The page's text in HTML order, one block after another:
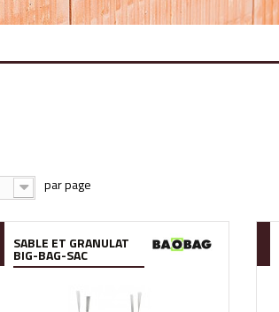
SABLE ET GRANULAT
BIG-BAG-SAC